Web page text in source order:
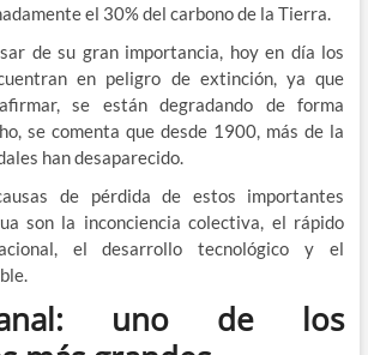
el 30% del carbono de la Tierra.
de su gran importancia, hoy en día los
en peligro de extinción, ya que
se están degradando de forma
se comenta que desde 1900, más de la
han desaparecido.
de pérdida de estos importantes
son la inconciencia colectiva, el rápido
el desarrollo tecnológico y el
uno de los